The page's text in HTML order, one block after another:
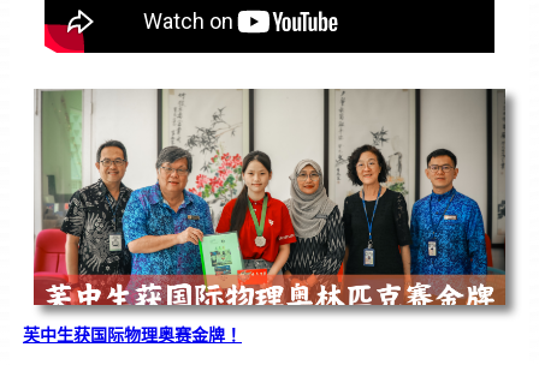
芙中生获国际物理奥赛金牌！